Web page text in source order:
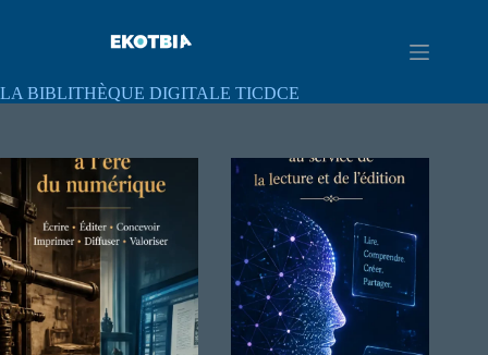
LA BIBLITHÈQUE DIGITALE TICDCE